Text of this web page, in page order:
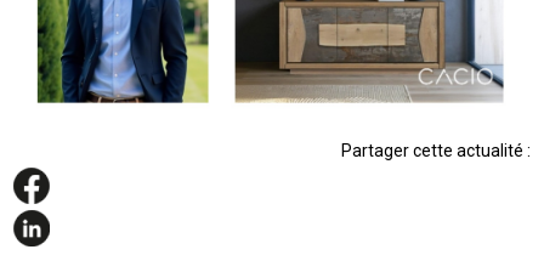
Partager cette actualité :